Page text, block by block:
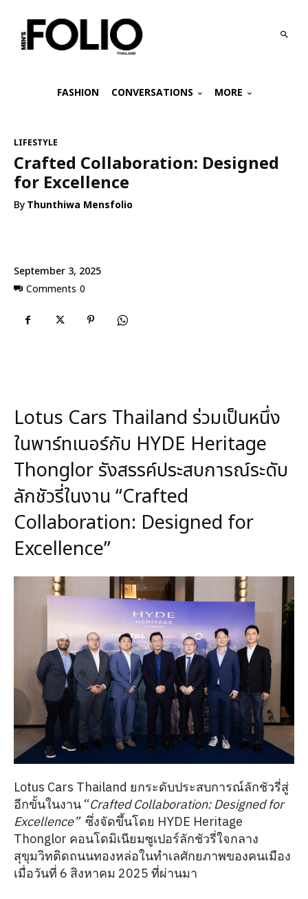
FASHION CONVERSATIONS MORE
September 3, 2025
Comments 0
LIFESTYLE
Crafted Collaboration: Designed
for Excellence
ByThunthiwa Mensfolio
Lotus Cars Thailand ร่วมเป็นหนึ่ง
ในพาร์ทเนอร์กับ HYDE Heritage
Thonglor รังสรรค์ประสบการณ์ระดับ
ลักชัวรี่ในงาน “Crafted
Collaboration: Designed for
Excellence”
Lotus Cars Thailand ยกระดับประสบการณ์ลักชัวรี่สู่
อีกขั้นในงาน “Crafted Collaboration: Designed for
Excellence”ซึ่งจัดขึ้นโดย HYDE Heritage
Thonglor คอนโดมิเนียมซูเปอร์ลักชัวรี่ใจกลาง
สุขุมวิทติดถนนทองหล่อในทำเลศักยภาพของคนเมือง
เมื่อวันที่ 6 สิงหาคม 2025 ที่ผ่านมา